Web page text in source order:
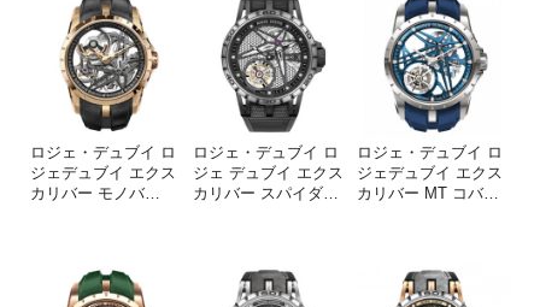
ロジェ・デュブイ ロ
ジェデュブイ エクス
カリバー モノバ…
ロジェ・デュブイ ロ
ジェ デュブイ エクス
カリバー スパイダ…
ロジェ・デュブイ ロ
ジェデュブイ エクス
カリバー MT コバ…